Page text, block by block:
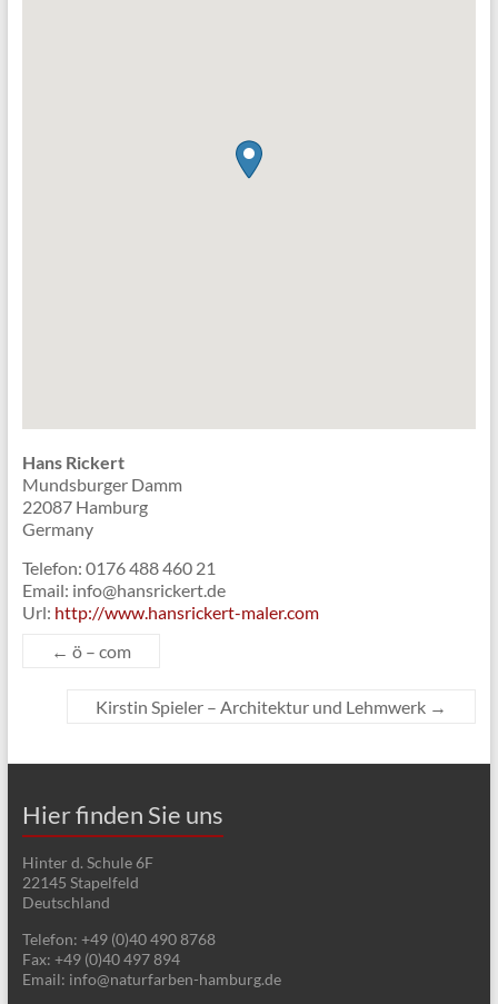
Hans Rickert
Mundsburger Damm
22087 Hamburg
Germany
Telefon: 0176 488 460 21
Email: info@hansrickert.de
Url: http://www.hansrickert-maler.com
← ö – com
Kirstin Spieler – Architektur und Lehmwerk →
Hier finden Sie uns
Hinter d. Schule 6F
22145 Stapelfeld
Deutschland
Telefon: +49 (0)40 490 8768
Fax: +49 (0)40 497 894
Email: info@naturfarben-hamburg.de